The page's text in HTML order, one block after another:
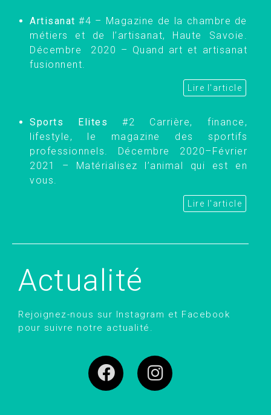
Artisanat #4 – Magazine de la chambre de
métiers et de l’artisanat, Haute Savoie.
Décembre 2020 – Quand art et artisanat
fusionnent.
Lire l'article
Sports Elites
#2 Carrière, finance,
lifestyle, le magazine des sportifs
professionnels. Décembre 2020–Février
2021 – Matérialisez l’animal qui est en
vous.
Lire l'article
Actualité
Rejoignez-nous sur Instagram et Facebook
pour suivre notre actualité.